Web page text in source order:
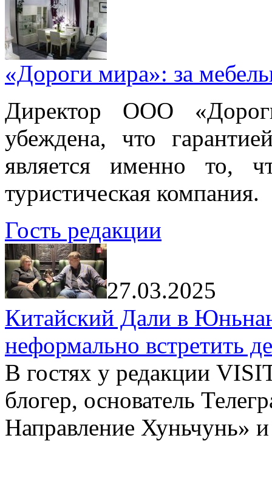
«Дороги мира»: за
Директор ООО
убеждена, что
является именно то,
туристическая компания.
Гость редакции
27.03.2025
Китайский Дали в
неформально встретить
В гостях у редакции
блогер, основатель
Направление Хуньчунь»